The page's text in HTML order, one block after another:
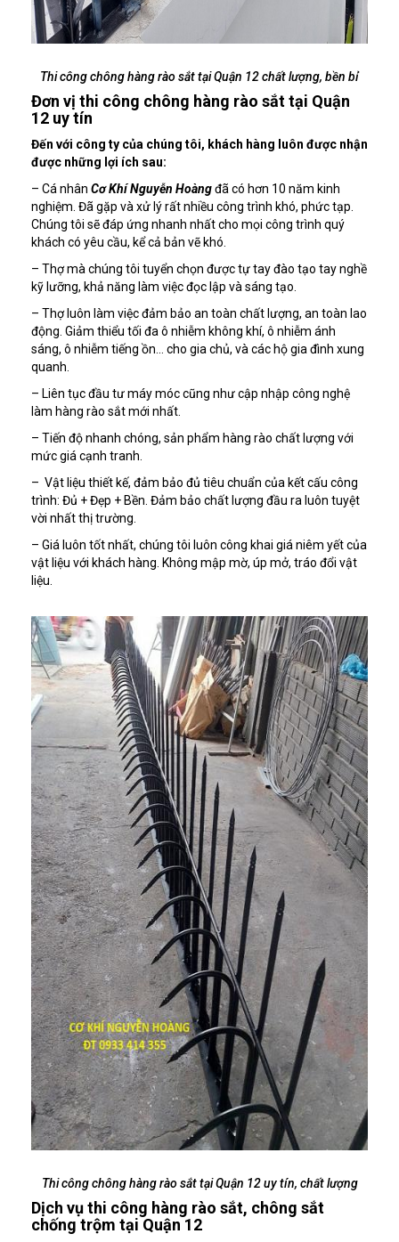
Thi công chông hàng rào sắt tại Quận 12 chất lượng, bền bỉ
Đơn vị thi công chông hàng rào sắt tại Quận
12 uy tín
Đến với công ty của chúng tôi, khách hàng luôn được nhận
được những lợi ích sau:
– Cá nhân Cơ Khí Nguyễn Hoàngđã có hơn 10 năm kinh
nghiệm. Đã gặp và xử lý rất nhiều công trình khó, phức tạp.
Chúng tôi sẽ đáp ứng nhanh nhất cho mọi công trình quý
khách có yêu cầu, kể cả bản vẽ khó.
– Thợ mà chúng tôi tuyển chọn được tự tay đào tạo tay nghề
kỹ lưỡng, khả năng làm việc đọc lập và sáng tạo.
– Thợ luôn làm việc đảm bảo an toàn chất lượng, an toàn lao
động. Giảm thiểu tối đa ô nhiễm không khí, ô nhiễm ánh
sáng, ô nhiễm tiếng ồn… cho gia chủ, và các hộ gia đình xung
quanh.
– Liên tục đầu tư máy móc cũng như cập nhập công nghệ
làm hàng rào sắt mới nhất.
– Tiến độ nhanh chóng, sản phẩm hàng rào chất lượng với
mức giá cạnh tranh.
– Vật liệu thiết kế, đảm bảo đủ tiêu chuẩn của kết cấu công
trình: Đủ + Đẹp + Bền. Đảm bảo chất lượng đầu ra luôn tuyệt
vời nhất thị trường.
– Giá luôn tốt nhất, chúng tôi luôn công khai giá niêm yết của
vật liệu với khách hàng. Không mập mờ, úp mở, tráo đổi vật
liệu.
Thi công chông hàng rào sắt tại Quận 12 uy tín, chất lượng
Dịch vụ thi công hàng rào sắt, chông sắt
chống trộm tại Quận 12